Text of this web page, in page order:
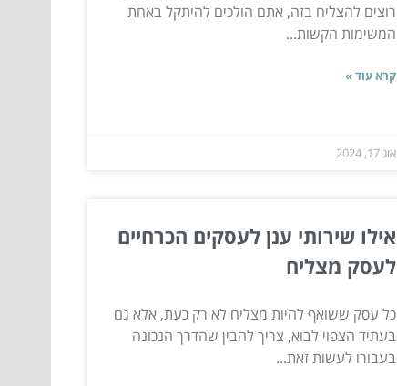
רוצים להצליח בזה, אתם הולכים להיתקל באחת
המשימות הקשות...
קרא עוד »
אוג 17, 2024
אילו שירותי ענן לעסקים הכרחיים
לעסק מצליח
כל עסק ששואף להיות מצליח לא רק כעת, אלא גם
בעתיד הצפוי לבוא, צריך להבין שהדרך הנכונה
בעבורו לעשות זאת...